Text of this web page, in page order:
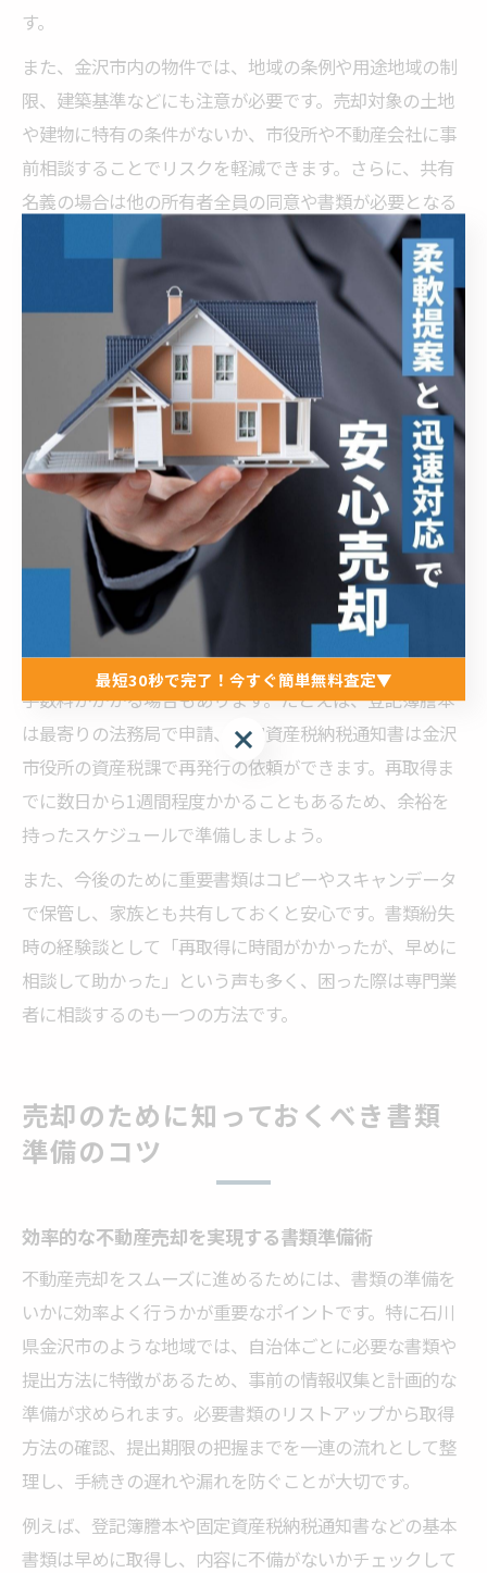
す。
また、金沢市内の物件では、地域の条例や用途地域の制
限、建築基準などにも注意が必要です。売却対象の土地
や建物に特有の条件がないか、市役所や不動産会社に事
前相談することでリスクを軽減できます。さらに、共有
名義の場合は他の所有者全員の同意や書類が必要となる
ため、早期に連絡・協議を行うことが大切です。
売却時の税金や手数料も事前に確認しておきましょう。
特に土地やマンションの売却では、譲渡所得税や仲介手
数料の計算方法に注意が必要です。不明点があれば税理
士や専門家に相談することで、納得のいく売却を実現で
きます。
書類紛失時の対応策と再取得方法
必要書類を紛失してしまった場合でも、慌てずに再取得
の方法を知っておくことが大切です。登記簿謄本や住民
票などは法務局や市役所で再発行が可能ですので、必要
書類の名称と取得窓口を事前に確認しておきましょう。
再取得手続きは、窓口での申請や郵送請求が一般的で、
手数料がかかる場合もあります。たとえば、登記簿謄本
は最寄りの法務局で申請、固定資産税納税通知書は金沢
市役所の資産税課で再発行の依頼ができます。再取得ま
でに数日から1週間程度かかることもあるため、余裕を
持ったスケジュールで準備しましょう。
また、今後のために重要書類はコピーやスキャンデータ
で保管し、家族とも共有しておくと安心です。書類紛失
時の経験談として「再取得に時間がかかったが、早めに
相談して助かった」という声も多く、困った際は専門業
者に相談するのも一つの方法です。
売却のために知っておくべき書類
準備のコツ
効率的な不動産売却を実現する書類準備術
不動産売却をスムーズに進めるためには、書類の準備を
いかに効率よく行うかが重要なポイントです。特に石川
県金沢市のような地域では、自治体ごとに必要な書類や
提出方法に特徴があるため、事前の情報収集と計画的な
準備が求められます。必要書類のリストアップから取得
方法の確認、提出期限の把握までを一連の流れとして整
理し、手続きの遅れや漏れを防ぐことが大切です。
例えば、登記簿謄本や固定資産税納税通知書などの基本
書類は早めに取得し、内容に不備がないかチェックして
最短30秒で完了！今すぐ簡単無料査定▼
最短30秒で完了！今すぐ簡単無料査定▼